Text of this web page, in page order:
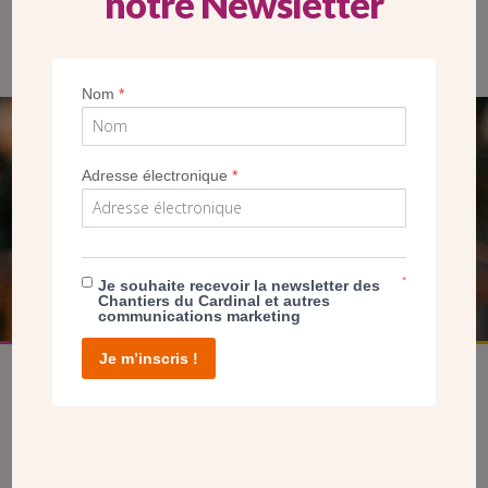
SEUL VOTRE DON
NOUS PERMET D’AGIR
FAIRE UN DON
Nom*
Adresse électronique*
Je souhaite recevoir la newsletter des
Chantiers du Cardinal et autres
communications marketing
*
Je m’inscris !